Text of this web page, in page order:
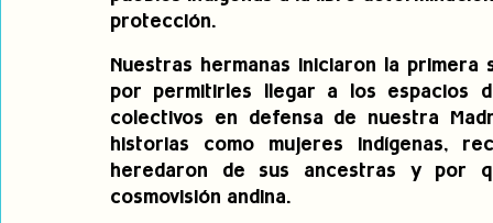
protección.
Nuestras hermanas iniciaron la primera
por permitirles llegar a los espacios
colectivos en defensa de nuestra
historias como mujeres indígenas,
heredaron de sus ancestras y por
cosmovisión andina.